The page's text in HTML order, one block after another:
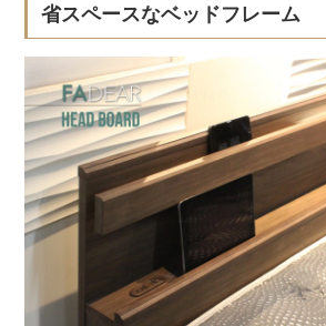
省スペースなベッドフレーム